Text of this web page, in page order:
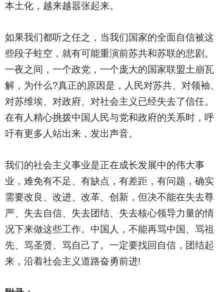
本土化，越来越嚣张起来。
如果我们都听之任之，当我们国家的全面自信被这
些段子蛀空，就有可能重演前苏共和苏联的悲剧。
一夜之间，一个政党，一个庞大的国家联盟土崩瓦
解，为什么?真正的原因是，人民对苏共、对领袖、
对苏维埃、对政府、对社会主义已经失去了信任。
在有人精心挑拨中国人民与党和政府的关系时，呼
吁有更多人站出来，发出声音。
我们的社会主义事业是正在成长发展中的伟大事
业，难免有不足、有缺点，有差距，有问题，确实
需要改良、改进、改革、创新，但决不能在失去尊
严、失去自信、失去团结、失去核心领导力量的情
况下来做这些工作。中国人，不能再骂中国、骂祖
先、骂圣贤、骂自己了。一定要找回自信，团结起
来，沿着社会主义道路奋勇前进!